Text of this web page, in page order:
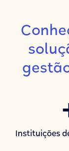
Instituições